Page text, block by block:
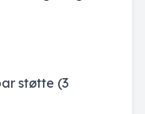
støtte (3